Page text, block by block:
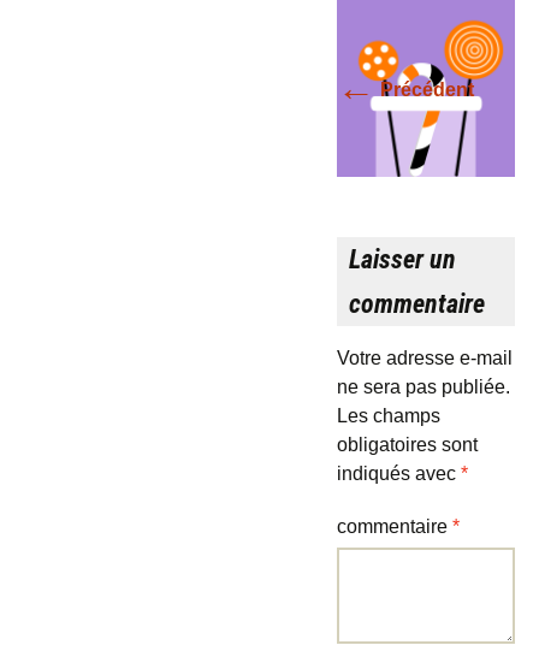
← Précédent
Laisser un
commentaire
Votre adresse e-mail
ne sera pas publiée.
Les champs
obligatoires sont
indiqués avec *
commentaire *